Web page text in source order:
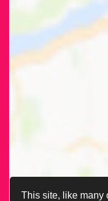
This site, like many